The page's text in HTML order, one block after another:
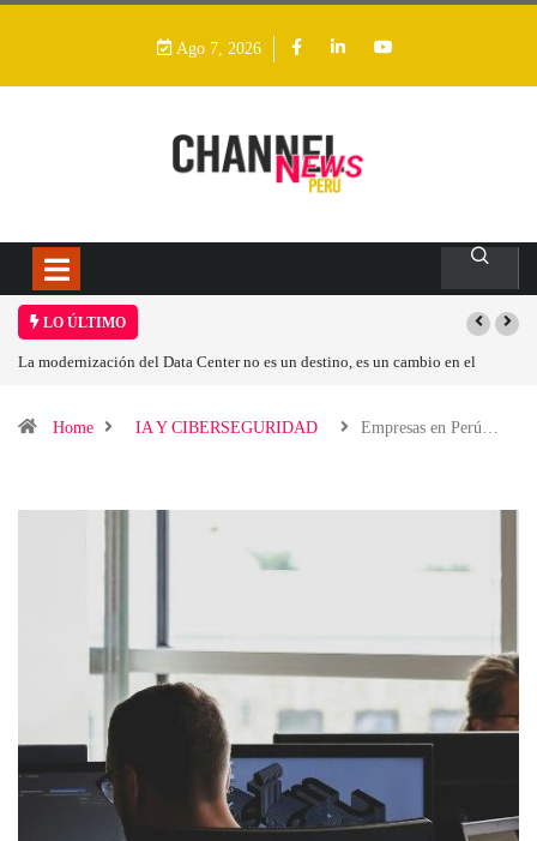
Ago 7, 2026
LO ÚLTIMO
modernización del Data Center no es un destino, es un cambio en el
Home IA Y CIBERSEGURIDAD Empresas en Perú…